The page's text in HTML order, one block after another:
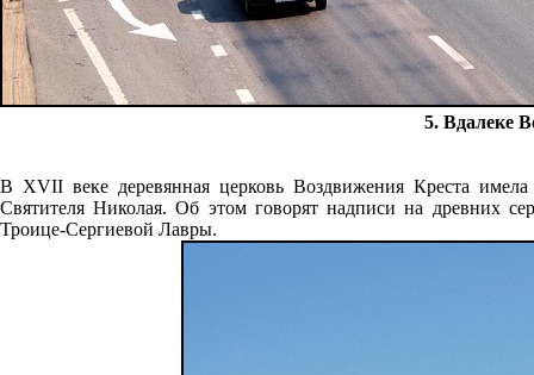
5. Вдалеке
В XVII веке деревянная церковь Воздвижения Креста
Святителя Николая. Об этом говорят надписи на древних
Троице-Сергиевой Лавры.